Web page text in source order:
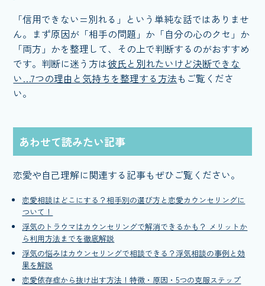
「信用できない=別れる」という単純な話ではありませ
ん。まず原因が「相手の問題」か「自分の心のクセ」か
「両方」かを整理して、その上で判断するのがおすすめ
です。判断に迷う方は彼氏と別れたいけど決断できな
い…7つの理由と気持ちを整理する方法もご覧くださ
い。
あわせて読みたい記事
恋愛や自己理解に関連する記事もぜひご覧ください。
恋愛相談はどこにする？相手別の選び方と恋愛カウンセリングに
ついて！
浮気のトラウマはカウンセリングで解消できるかも？ メリットか
ら利用方法までを徹底解説
浮気の悩みはカウンセリングで相談できる？浮気相談の事例と効
果を解説
恋愛依存症から抜け出す方法！特徴・原因・5つの克服ステップ